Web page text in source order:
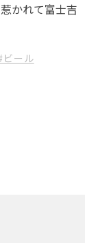
かれて富士吉
ビール